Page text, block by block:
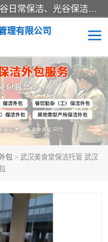
专业提供光谷物业保洁、关谷日常保洁、光谷保洁外包及武汉其他城区的单位日常保洁 武汉德聚和物业管理有限公司致力于打造中国专业物业保洁服务、日常保洁及其他保洁清洗外包服务。自公司成立以来提倡以先进的物业管理理念和模式经营，谋篇布局，以“至诚服务、精益求精、规范管理、锐意拓新”为质量方针，强化内部管理，为业主提供专业化、标准化和精细化的全方位物业服务，管理服务水平得到了广大业主和业内人士的一致好评。
理有限公司
包 > 武汉美食堂保洁托管 武汉